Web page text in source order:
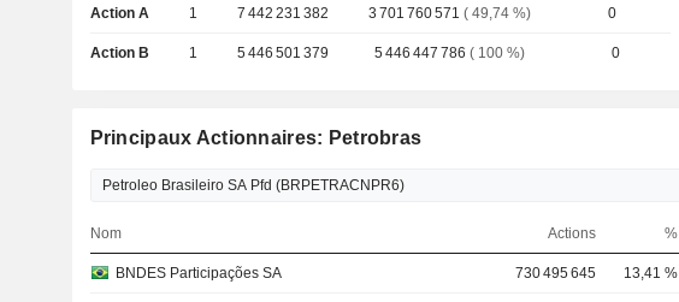
Action A 1 7 442 231 382 3 701 760 571 ( 49,74 %)
0
Action B
1 5 446 501 379 5 446 447 786 ( 100 %) 0
Principaux Actionnaires: Petrobras
Nom Actions %
BNDES Participações SA 730 495 645 13,41 %